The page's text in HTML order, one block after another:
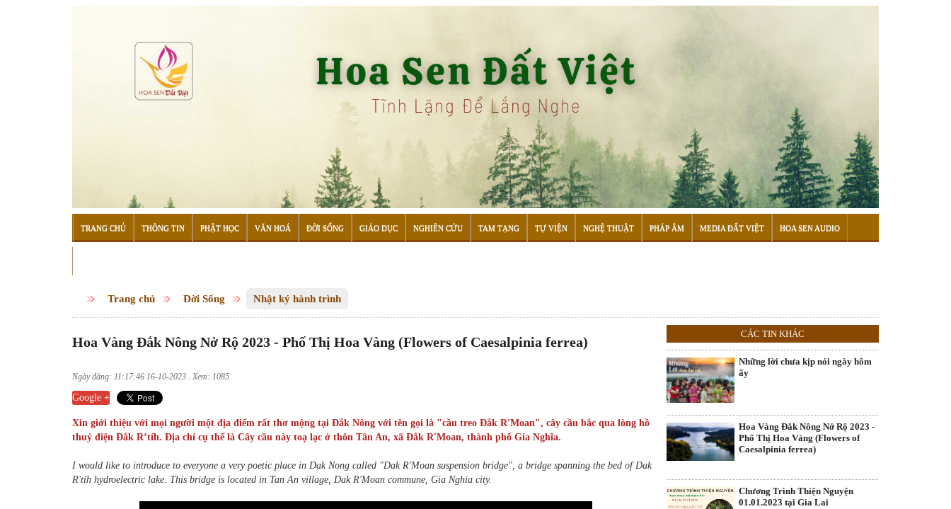
TRANG CHỦ THÔNG TIN PHẬT HỌC VĂN HOÁ ĐỜI SỐNG GIÁO DỤC NGHIÊN CỨU TAM TẠNG TỰ VIỆN NGHỆ THUẬT PHÁP ÂM MEDIA ĐẤT VIỆT HOA SEN AUDIO
Trang chủ Đời Sống Nhật ký hành trình
Hoa Vàng Đắk Nông Nở Rộ 2023 - Phố Thị Hoa Vàng (Flowers of Caesalpinia ferrea)
Ngày đăng: 11:17:46 16-10-2023 . Xem: 1085
Google +
Xin giới thiệu với mọi người một địa điểm rất thơ mộng tại Đắk Nông với tên gọi là "cầu treo Đắk R'Moan", cây cầu bắc qua lòng hồ
thuỷ điện Đắk R’tíh. Địa chỉ cụ thể là Cây cầu này toạ lạc ở thôn Tân An, xã Đắk R'Moan, thành phố Gia Nghĩa.
I would like to introduce to everyone a very poetic place in Dak Nong called "Dak R'Moan suspension bridge", a bridge spanning the bed of Dak
R'tíh hydroelectric lake. This bridge is located in Tan An village, Dak R'Moan commune, Gia Nghia city.
CÁC TIN KHÁC
Những lời chưa kịp nói ngày hôm
ấy
Hoa Vàng Đắk Nông Nở Rộ 2023 -
Phố Thị Hoa Vàng (Flowers of
Caesalpinia ferrea)
Chương Trình Thiện Nguyện
01.01.2023 tại Gia Lai